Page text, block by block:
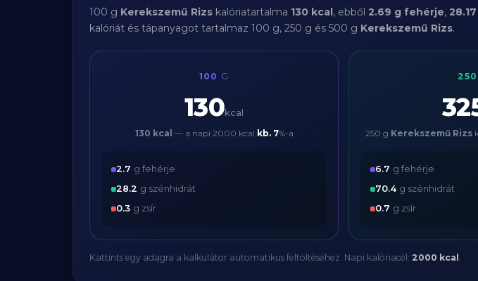
100 g Kerekszemű Rizs kalóriatartalma 130 kcal, ebből 2.69 g fehérje,
kalóriát és tápanyagot tartalmaz 100 g, 250 g és 500 g Kerekszemű Rizs.
100 G
130kcal
130 kcal — a napi 2000 kcal kb. 7%-a
2.7 g fehérje
28.2 g szénhidrát
0.3 g zsír
250
250 g Kerekszemű Rizs
6.7 g fehérje
70.4 g szénhidrát
0.7 g zsír
Kattints egy adagra a kalkulátor automatikus feltöltéséhez. Napi kalóriacél: 2000 kcal .